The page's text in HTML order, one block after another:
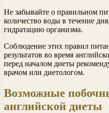
Не забывайте о правильном
количество воды в течение
гидратацию организма.
Соблюдение этих правил
результатов во время
перед началом диеты
врачом или диетологом.
Возможные
английской диеты